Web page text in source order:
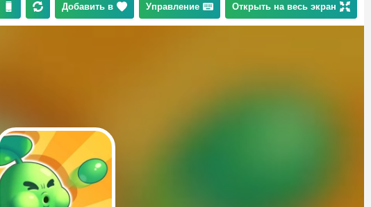
Добавить в Управление Открыть на весь экран